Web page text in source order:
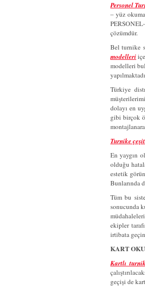
Personel
– yüz
çözümdür.
Bel turnike
modelleri
modelleri
Türkiye
dolayı en
gibi birçok
Turnike
En yaygın
olduğu
estetik
Bunlarında
Tüm bu
sonucunda
ekipler
irtibata
KART
Kartlı
geçişi de